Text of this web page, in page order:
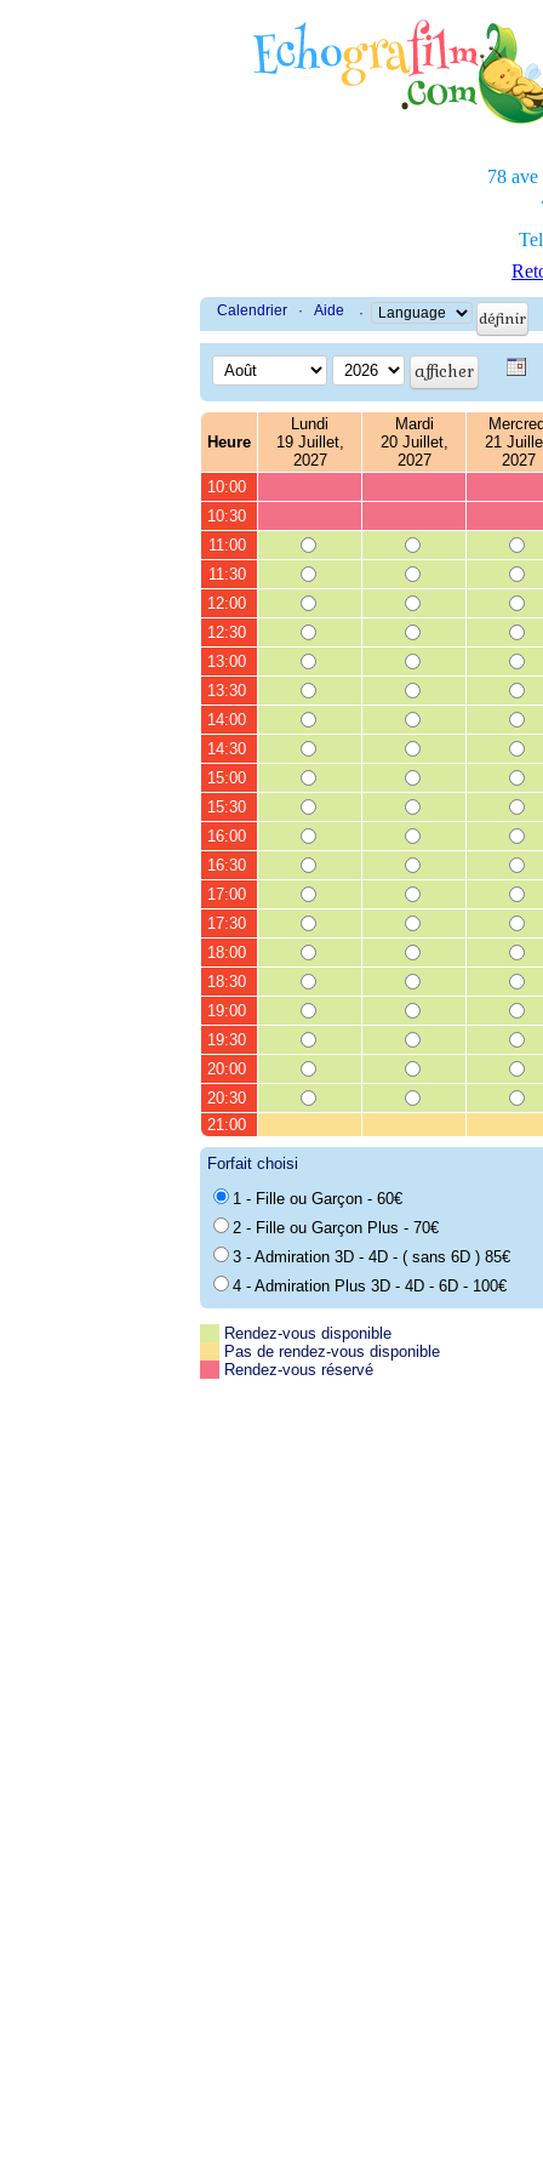
78 ave
Calendrier · Aide ·
Heure
Lundi
19 Juillet,
2027
Mardi
20 Juillet,
2027
21
2027
10:00
10:30
11:00
11:30
12:00
12:30
13:00
13:30
14:00
14:30
15:00
15:30
16:00
16:30
17:00
17:30
18:00
18:30
19:00
19:30
20:00
20:30
21:00
Forfait choisi
1 - Fille ou Garçon - 60€
2 - Fille ou Garçon Plus - 70€
3 - Admiration 3D - 4D - ( sans 6D ) 85€
4 - Admiration Plus 3D - 4D - 6D - 100€
Rendez-vous disponible
Pas de rendez-vous disponible
Rendez-vous réservé